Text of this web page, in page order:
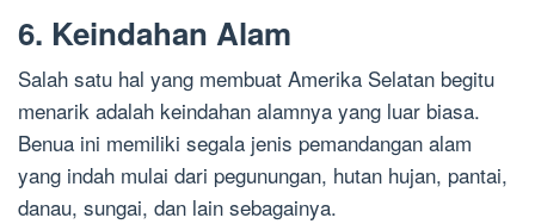
6. Keindahan Alam
Salah satu hal yang membuat Amerika Selatan begitu
menarik adalah keindahan alamnya yang luar biasa.
Benua ini memiliki segala jenis pemandangan alam
yang indah mulai dari pegunungan, hutan hujan, pantai,
danau, sungai, dan lain sebagainya.